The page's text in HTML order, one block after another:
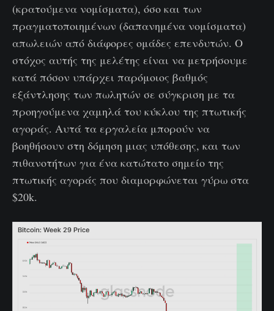
(κρατούμενα νομίσματα), όσο και των
πραγματοποιημένων (δαπανημένα νομίσματα)
απωλειών από διάφορες ομάδες επενδυτών. Ο
στόχος αυτής της μελέτης είναι να μετρήσουμε
κατά πόσον υπάρχει παρόμοιος βαθμός
εξάντλησης των πωλητών σε σύγκριση με τα
προηγούμενα χαμηλά του κύκλου της πτωτικής
αγοράς. Αυτά τα εργαλεία μπορούν να
βοηθήσουν στη δόμηση μιας υπόθεσης, και των
πιθανοτήτων για ένα κατώτατο σημείο της
πτωτικής αγοράς που διαμορφώνεται γύρω στα
$20k.